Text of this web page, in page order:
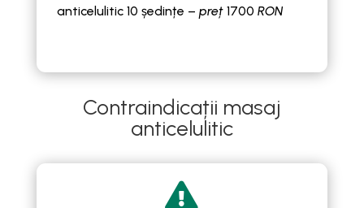
anticelulitic 10 ședințe – preț 1700 RON
Contraindicații masaj
anticelulitic
